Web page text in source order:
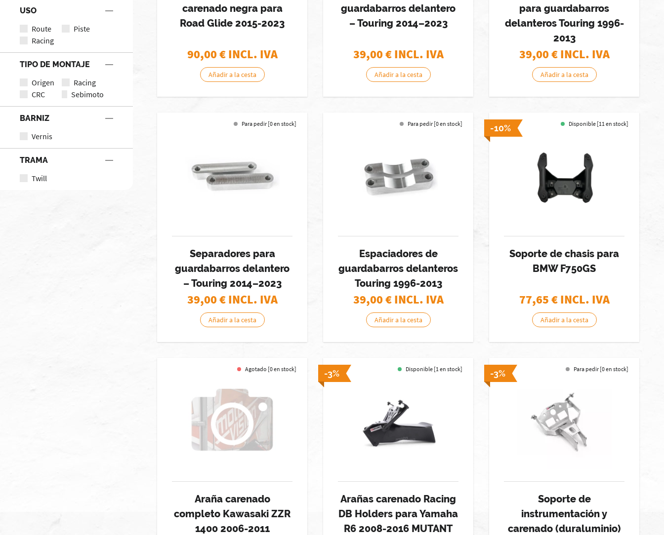
USO
Route
Piste
Racing
TIPO DE MONTAJE
Origen
Racing
CRC
Sebimoto
BARNIZ
Vernis
TRAMA
Twill
carenado negra para
Road Glide 2015-2023
90,00€ INCL. IVA
Añadir a la cesta
guardabarros delantero
– Touring 2014–2023
39,00€ INCL. IVA
Añadir a la cesta
para guardabarros
delanteros Touring 1996-
2013
39,00€ INCL. IVA
Añadir a la cesta
Para pedir [0 en stock]
Separadores para
guardabarros delantero
– Touring 2014–2023
39,00€ INCL. IVA
Añadir a la cesta
Para pedir [0 en stock]
Espaciadores de
guardabarros delanteros
Touring 1996-2013
39,00€ INCL. IVA
Añadir a la cesta
-10% Disponible [11 en stock]
Soporte de chasis para
BMW F750GS
77,65€ INCL. IVA
Añadir a la cesta
Agotado [0 en stock]
Araña carenado
completo Kawasaki ZZR
1400 2006-2011
-3% Disponible [1 en stock]
Arañas carenado Racing
DB Holders para Yamaha
R6 2008-2016 MUTANT
-3% Para pedir [0 en stock]
Soporte de
instrumentación y
carenado (duraluminio)